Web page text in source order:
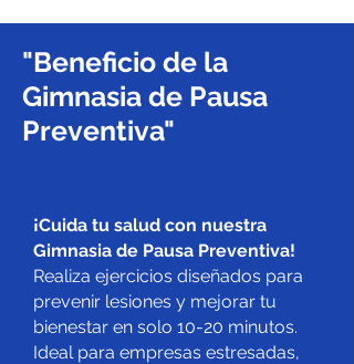
"Beneficio de la
Gimnasia de Pausa
Preventiva"
¡Cuida tu salud con nuestra
Gimnasia de Pausa Preventiva!
Realiza ejercicios diseñados para
prevenir lesiones y mejorar tu
bienestar en solo 10-20 minutos.
Ideal para empresas estresadas,